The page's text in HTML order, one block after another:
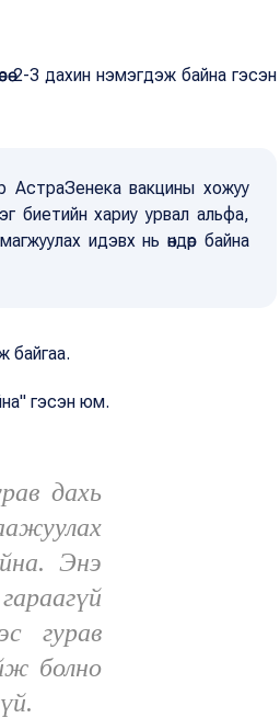
2-3 дахин нэмэгдэж байна гэсэн
АстраЗенека вакцины хожуу
биетийн хариу урвал альфа,
идэвх нь өндөр байна
байгаа.
гэсэн юм.
дахь
Энэ
гурав
болно